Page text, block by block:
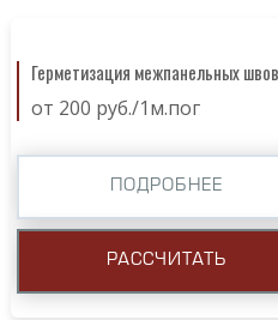
Герметизация межпанельных швов
от 200 руб./1м.пог
ПОДРОБНЕЕ
РАССЧИТАТЬ